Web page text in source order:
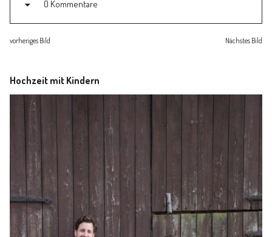
0 Kommentare
Nächstes Bild
vorheriges Bild
Hochzeit mit Kindern